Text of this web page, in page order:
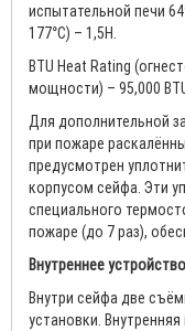
испытательной печи
177°C) – 1,5H.
BTU Heat Rating
мощности) – 95,000
Для дополнительной
при пожаре
предусмотрен
корпусом сейфа. Эти
специального
пожаре (до 7 раз),
Внутреннее устройство
Внутри сейфа две
установки.